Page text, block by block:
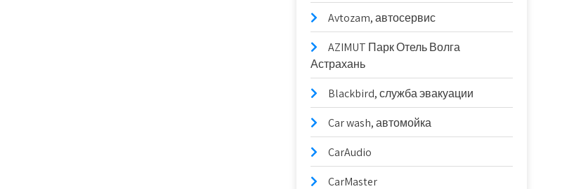
Avtozam, автосервис
AZIMUT Парк Отель Волга
Астрахань
Blackbird, служба эвакуации
Car wash, автомойка
CarAudio
CarMaster